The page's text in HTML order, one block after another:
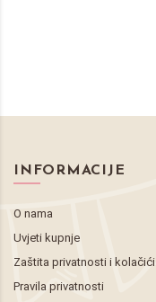
INFORMACIJE
O nama
Uvjeti kupnje
Zaštita privatnosti i kolačići
Pravila privatnosti